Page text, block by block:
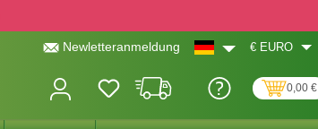
Newletteranmeldung € EURO
0,00 €